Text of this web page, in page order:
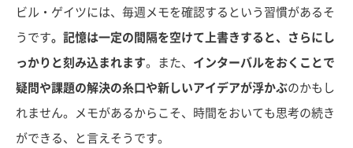
ビル・ゲイツには、毎週メモを確認するという習慣があるそ
うです。記憶は一定の間隔を空けて上書きすると、さらにし
っかりと刻み込まれます。また、 インターバルをおくことで
疑問や課題の解決の糸口や新しいアイデアが浮かぶのかもし
れません。メモがあるからこそ、時間をおいても思考の続き
ができる、と言えそうです。